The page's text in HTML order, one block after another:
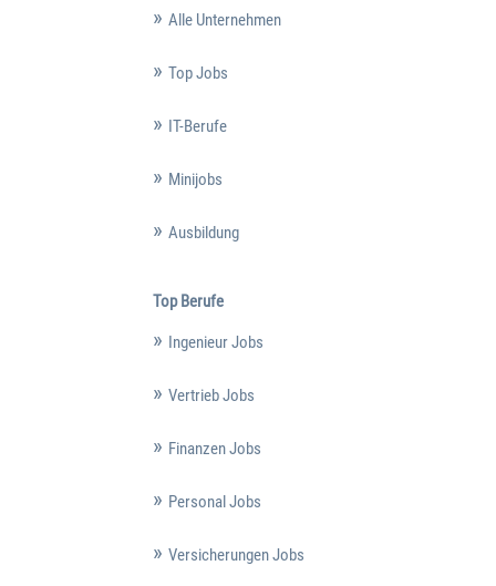
Alle Unternehmen
Top Jobs
IT-Berufe
Minijobs
Ausbildung
Top Berufe
Ingenieur Jobs
Vertrieb Jobs
Finanzen Jobs
Personal Jobs
Versicherungen Jobs